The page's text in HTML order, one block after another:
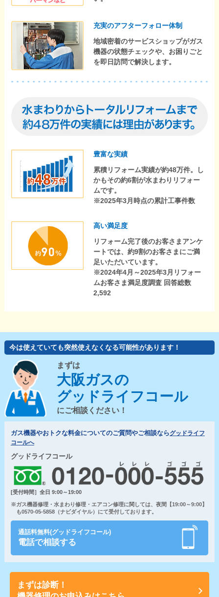
充実のアフターフォロー体制
地域密着のサービスショップがガス
機器の状態チェックや、お困りごと
を即日訪問で解決します。
豊富な実績
累積リフォーム実績が約48万件。し
かもその約6割が水まわりリフォー
ムです。
※2025年3月時点の累計工事件数
高い満足度
リフォーム完了後のお客さまアンケ
ートでは、約9割のお客さまにご満
足いただいています。
※2024年4月～2025年3月リフォー
ムお客さま満足度調査 回答総数
2,592
今は使えていても突然使えなくなる可能性があります！
まずは
大阪ガスの
グッドライフコール
にご相談ください！
ガス機器やおトクな料金についてのご質問やご相談ならグッドライフ
コールへ
グッドライフコール
[受付時間］全日 9:00～19:00
※ガス機器修理・水まわり修理・エアコン修理に関しては、夜間【19:00～9:00】
も0570-05-5858（ナビダイヤル）にて受付しております。
通話料無料(グッドライフコール)
電話で相談する
まずは診断！